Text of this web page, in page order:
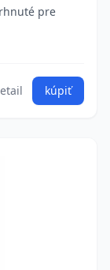
pre
kúpiť